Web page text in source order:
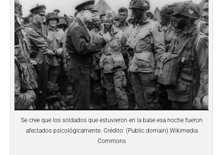
Se cree que los soldados que estuvieron en la base esa noche fueron
afectados psicológicamente. Crédito: (Public domain) Wikimedia
Commons